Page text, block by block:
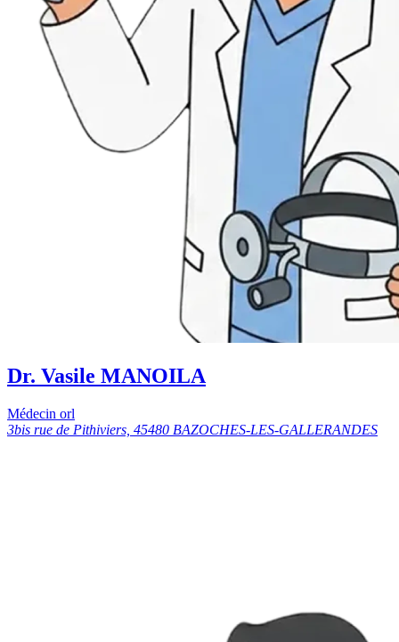
Dr. Vasile MANOILA
Médecin orl
3bis rue de Pithiviers, 45480 BAZOCHES-LES-GALLERANDES